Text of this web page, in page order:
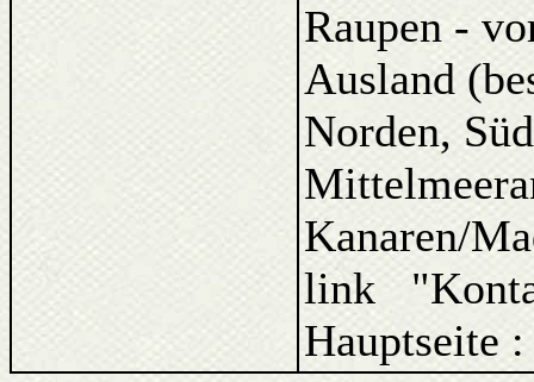
Raupen -
Ausland
Norden,
Kanaren/
link
Hauptseite :